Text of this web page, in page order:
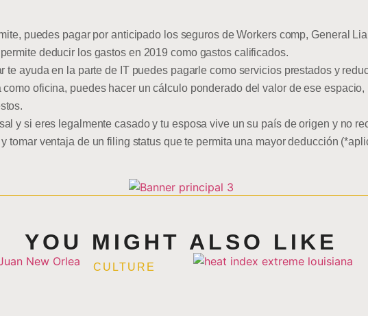
puedes pagar por anticipado los seguros de Workers comp, General
deducir los gastos en 2019 como gastos calificados.
te ayuda en la parte de IT puedes pagarle como servicios prestados y
como oficina, puedes hacer un cálculo ponderado del valor de ese
y si eres legalmente casado y tu esposa vive un su país de origen y no
tomar ventaja de un filing status que te permita una mayor deducción
YOU MIGHT ALSO LIKE
CULTURE